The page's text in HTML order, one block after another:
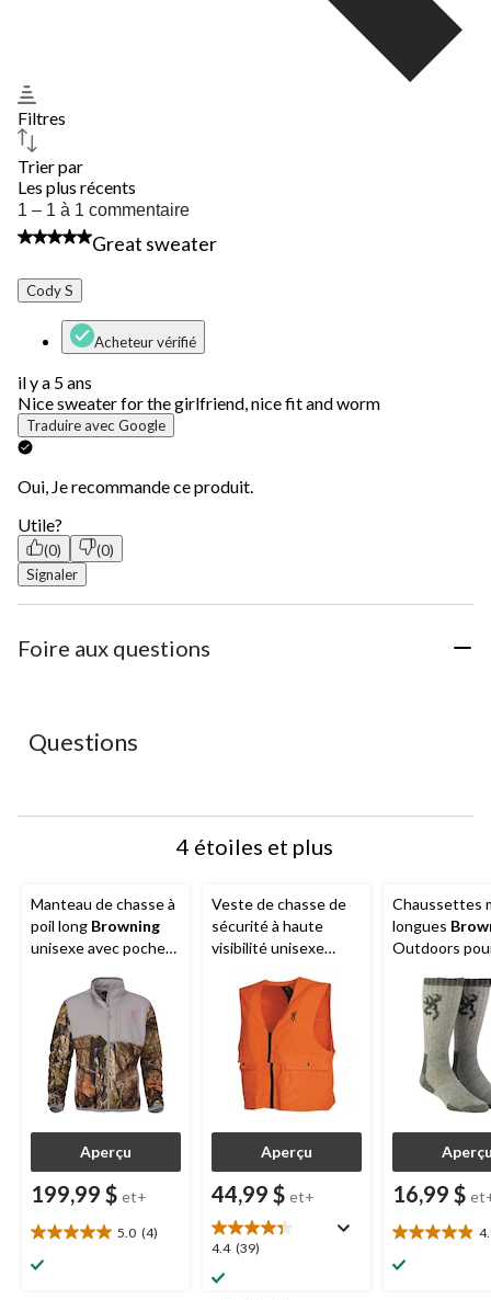
Filtres
Trier par
Les plus récents
1
à
1
1
1 – 1 à 1 commentaire
5 étoile(s) sur 5.
Great sweater
Cody S
Acheteur vérifié
il y a 5 ans
Nice sweater for the girlfriend, nice fit and worm
Traduire avec Google
Oui, Je recommande ce produit.
Utile?
(0)
(0)
Signaler
Foire aux questions
Questions
4 étoiles et plus
Manteau de chasse à
poil long Browning
unisexe avec poches
glissière, camouflage
Aperçu
199,99 $ et+
5.0 (4)
5.0
étoile(s)
Veste de chasse de
sécurité à haute
visibilité unisexe
grandes poches à
rabat, orange
Aperçu
44,99 $ et+
4.4 (39)
4.4
étoile(s)
Chaussettes
longues
Outdoors
chasse et la
randonnée,
variées, gris
16,99 $
4.9
étoile(s)